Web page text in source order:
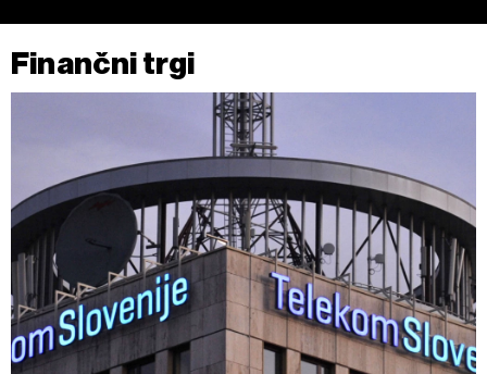
Finančni trgi